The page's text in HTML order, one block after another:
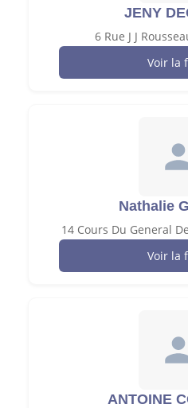
JENY
6 Rue J J
Voir la
Nathalie
14 Cours Du General
Voir la
ANTOINE